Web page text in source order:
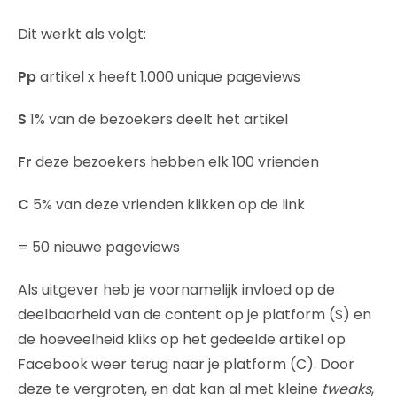
Dit werkt als volgt:
Ppartikel x heeft 1.000 unique pageviews
S 1% van de bezoekers deelt het artikel
Fr deze bezoekers hebben elk 100 vrienden
C 5% van deze vrienden klikken op de link
= 50 nieuwe pageviews
Als uitgever heb je voornamelijk invloed op de
deelbaarheid van de content op je platform (S) en
de hoeveelheid kliks op het gedeelde artikel op
Facebook weer terug naar je platform (C). Door
deze te vergroten, en dat kan al met kleine tweaks,